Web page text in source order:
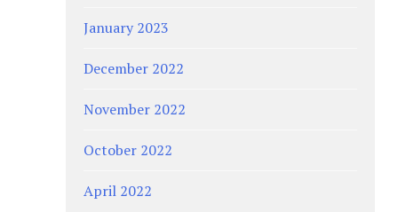
January 2023
December 2022
November 2022
October 2022
April 2022